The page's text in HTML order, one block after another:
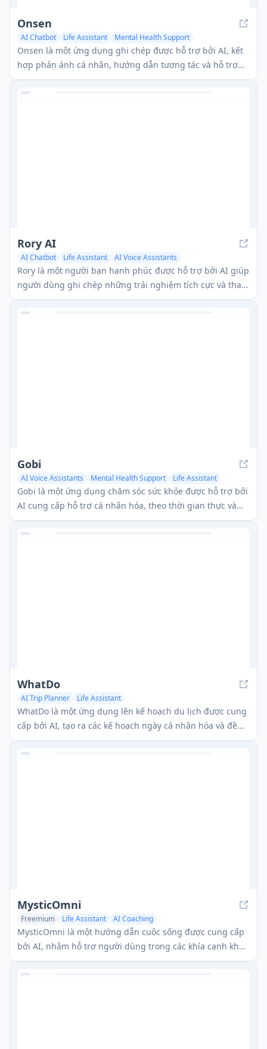
Onsen
AI Chatbot Life Assistant Mental Health Support
Onsen là một ứng dụng ghi chép được hỗ trợ bởi AI, kết
hợp phản ánh cá nhân, hướng dẫn tương tác và hỗ trợ
sức khỏe tâm thần để giúp người dùng phản ánh, phát
triển và thịnh vượng.
Rory AI
AI Chatbot Life Assistant AI Voice Assistants
Rory là một người bạn hạnh phúc được hỗ trợ bởi AI giúp
người dùng ghi chép những trải nghiệm tích cực và tham
gia vào các cuộc trò chuyện nâng cao tâm trạng qua các
ứng dụng nhắn tin.
Gobi
AI Voice Assistants Mental Health Support Life Assistant
Gobi là một ứng dụng chăm sóc sức khỏe được hỗ trợ bởi
AI cung cấp hỗ trợ cá nhân hóa, theo thời gian thực và
các phương pháp hướng dẫn cho sức khỏe cảm xúc.
WhatDo
AI Trip Planner Life Assistant
WhatDo là một ứng dụng lên kế hoạch du lịch được cung
cấp bởi AI, tạo ra các kế hoạch ngày cá nhân hóa và đề
xuất các trải nghiệm có thể đặt chỗ cho hàng ngàn điểm
đến trên toàn thế giới.
MysticOmni
Freemium Life Assistant AI Coaching
MysticOmni là một hướng dẫn cuộc sống được cung cấp
bởi AI, nhằm hỗ trợ người dùng trong các khía cạnh khác
nhau của cuộc sống hàng ngày của họ.